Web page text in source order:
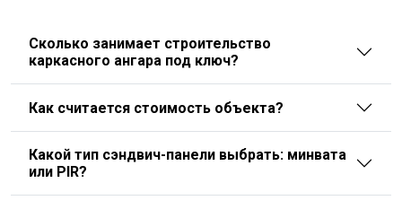
Сколько занимает строительство
каркасного ангара под ключ?
Как считается стоимость объекта?
Какой тип сэндвич-панели выбрать: минвата
или PIR?